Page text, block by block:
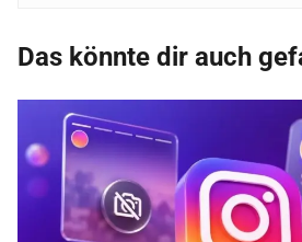
Das könnte dir auch